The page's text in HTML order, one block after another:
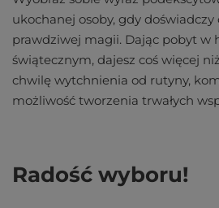
ukochanej osoby, gdy doświadczy
prawdziwej magii. Dając pobyt w
świątecznym, dajesz coś więcej
chwilę wytchnienia od rutyny,
możliwość tworzenia trwałych
Radość wyboru!